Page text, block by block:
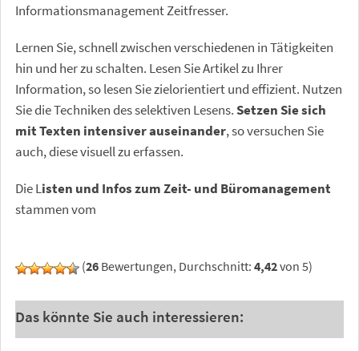
Informationsmanagement Zeitfresser.
Lernen Sie, schnell zwischen verschiedenen in Tätigkeiten
hin und her zu schalten. Lesen Sie Artikel zu Ihrer
Information, so lesen Sie zielorientiert und effizient. Nutzen
Sie die Techniken des selektiven Lesens.Setzen Sie sich
mit Texten intensiver auseinander, so versuchen Sie
auch, diese visuell zu erfassen.
Die Listen und Infos zum Zeit- und Büromanagement
stammen vom
(26 Bewertungen, Durchschnitt: 4,42von 5)
Das könnte Sie auch interessieren: